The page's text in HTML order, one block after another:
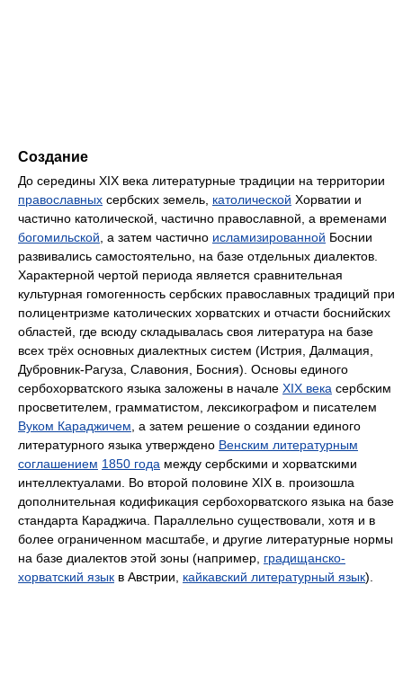
Создание
До середины XIX века литературные традиции на территории
православных сербских земель, католической Хорватии и
частично католической, частично православной, а временами
богомильской , а затем частично исламизированной Боснии
развивались самостоятельно, на базе отдельных диалектов.
Характерной чертой периода является сравнительная
культурная гомогенность сербских православных традиций при
полицентризме католических хорватских и отчасти боснийских
областей, где всюду складывалась своя литература на базе
всех трёх основных диалектных систем (Истрия, Далмация,
Дубровник-Рагуза, Славония, Босния). Основы единого
сербохорватского языка заложены в начале XIX века сербским
просветителем, грамматистом, лексикографом и писателем
Вуком Караджичем , а затем решение о создании единого
литературного языка утверждено Венским литературным
соглашением 1850 года между сербскими и хорватскими
интеллектуалами. Во второй половине XIX в. произошла
дополнительная кодификация сербохорватского языка на базе
стандарта Караджича. Параллельно существовали, хотя и в
более ограниченном масштабе, и другие литературные нормы
на базе диалектов этой зоны (например, градищанско-
хорватский язык в Австрии, кайкавский литературный язык).